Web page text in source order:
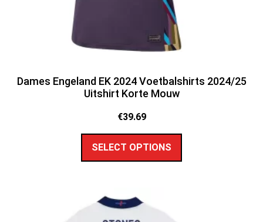
Dames Engeland EK 2024 Voetbalshirts 2024/25
Uitshirt Korte Mouw
€39.69
SELECT OPTIONS